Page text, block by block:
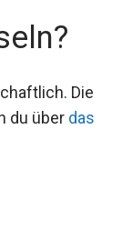
Die
du über das